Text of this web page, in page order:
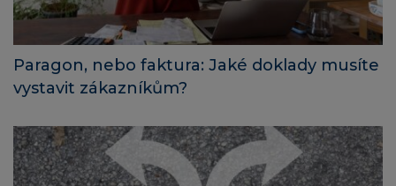
Paragon, nebo faktura: Jaké doklady musíte
vystavit zákazníkům?